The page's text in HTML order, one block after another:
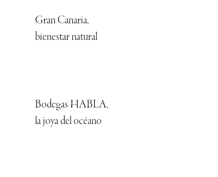
Gran Canaria,
bienestar natural
Bodegas HABLA,
la joya del océano